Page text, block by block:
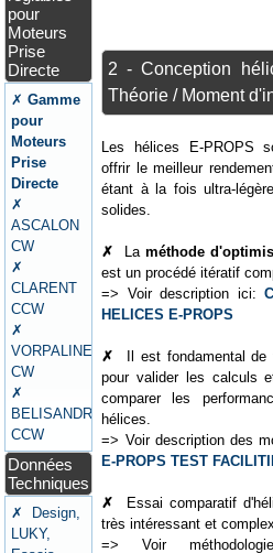
pour
Moteurs
Prise
Directe
✗Gamme
pour
Moteurs
Prise
Directe
✗
ASCALON
CW
✗
CLARENT
CCW
✗
VORPALINE
CW
✗
BELISANDRE
CCW
Données
Techniques
✗ Design,
LUKY,
2 - Conception
Théorie / Moment
Les hélices E-PROPS
offrir le meilleur
étant à la fois ultra-
solides.
✗ La méthode
est un procédé itératif
=> Voir description ici:
HELICES E-PROPS
✗ Il est fondamental de
pour valider les calculs
comparer les
hélices.
=> Voir description des
E-PROPS TEST
✗
Essai comparatif
très intéressant et
=> Voir